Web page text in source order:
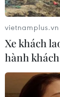
nâng cao
chuyên sâu
06/08/2026 02:13
Cứu nạn
tàu cá bị
Hòa
vietnamplus.vn
Xe khách
hành